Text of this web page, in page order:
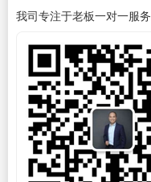
我司专注于老板一对一服务